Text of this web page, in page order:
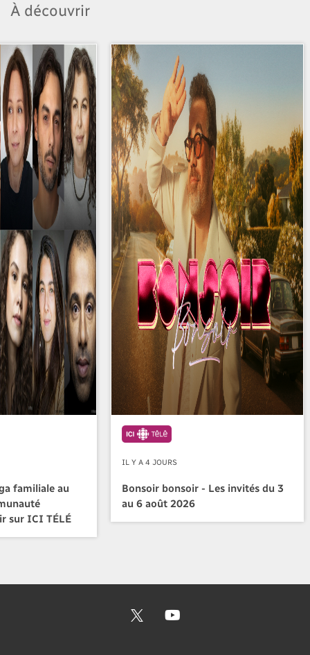
À découvrir
familiale au
sur ICI TÉLÉ
IL Y A 4 JOURS
Bonsoir bonsoir - Les invités du 3
au 6 août 2026